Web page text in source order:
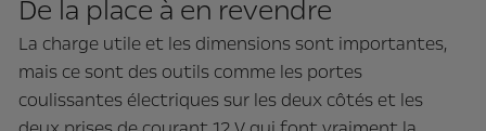
De la place à en revendre
La charge utile et les dimensions sont importantes,
mais ce sont des outils comme les portes
coulissantes électriques sur les deux côtés et les